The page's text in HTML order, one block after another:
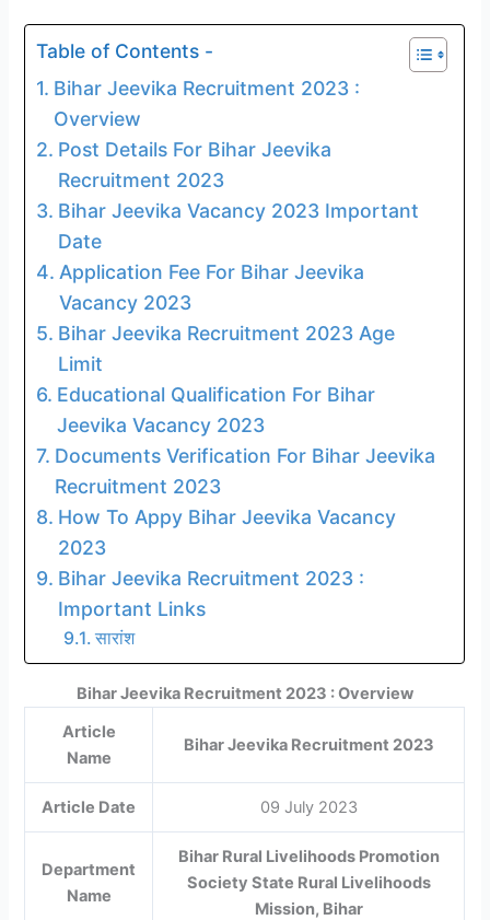
Table of Contents -
Bihar Jeevika Recruitment 2023 :
Overview
Post Details For Bihar Jeevika
Recruitment 2023
Bihar Jeevika Vacancy 2023 Important
Date
Application Fee For Bihar Jeevika
Vacancy 2023
Bihar Jeevika Recruitment 2023 Age
Limit
Educational Qualification For Bihar
Jeevika Vacancy 2023
Documents Verification For Bihar Jeevika
Recruitment 2023
How To Appy Bihar Jeevika Vacancy
2023
Bihar Jeevika Recruitment 2023 :
Important Links
सारांश
Bihar Jeevika Recruitment 2023 : Overview
Article
Name
Bihar Jeevika Recruitment 2023
Article Date 09 July 2023
Department
Name
Bihar Rural Livelihoods Promotion
Society State Rural Livelihoods
Mission, Bihar